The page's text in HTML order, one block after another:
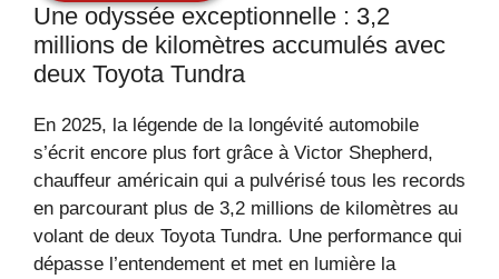
Une odyssée exceptionnelle : 3,2
millions de kilomètres accumulés avec
deux Toyota Tundra
En 2025, la légende de la longévité automobile
s’écrit encore plus fort grâce à Victor Shepherd,
chauffeur américain qui a pulvérisé tous les records
en parcourant plus de 3,2 millions de kilomètres au
volant de deux Toyota Tundra. Une performance qui
dépasse l’entendement et met en lumière la